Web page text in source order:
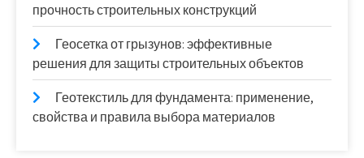
прочность строительных конструкций
Геосетка от грызунов: эффективные
решения для защиты строительных объектов
Геотекстиль для фундамента: применение,
свойства и правила выбора материалов